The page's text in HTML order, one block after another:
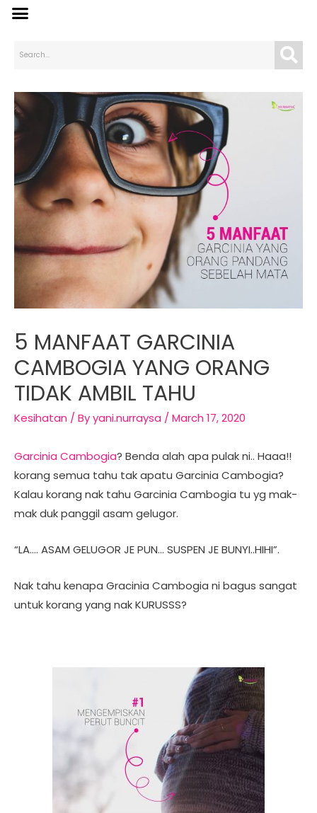
5 MANFAAT GARCINIA
CAMBOGIA YANG ORANG
TIDAK AMBIL TAHU
Kesihatan / Byyani.nurraysa / March 17, 2020
Garcinia Cambogia? Benda alah apa pulak ni.. Haaa!!
korang semua tahu tak apatu Garcinia Cambogia?
Kalau korang nak tahu Garcinia Cambogia tu yg mak-
mak duk panggil asam gelugor.
“LA…. ASAM GELUGOR JE PUN… SUSPEN JE BUNYI..HIHI”.
Nak tahu kenapa Gracinia Cambogia ni bagus sangat
untuk korang yang nak KURUSSS?